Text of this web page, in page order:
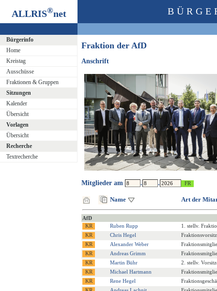
ALLRIS®net
Bürgerinfo
Home
Kreistag
Ausschüsse
Fraktionen & Gruppen
Sitzungen
Kalender
Übersicht
Vorlagen
Übersicht
Recherche
Textrecherche
Fraktion der AfD
Anschrift
Mitglieder am . .
Name Art der
AfD
Ruben Rupp
1. stellv.
Chris Hegel
Alexander Weber
Andreas Grimm
Martin Bühr
2. stellv.
Michael Hartmann
Rene Hegel
Andreas Lachnit